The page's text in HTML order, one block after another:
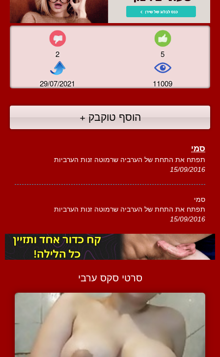
2 5
29/07/2021 11009
הוסף טוקבק +
סמי
תפתח את התחת של הערביה שרמוטה זנות הערביות
15/09/2016
סמי
תפתח את התחת של הערביה שרמוטה זנות הערביות
15/09/2016
סרטי סקס ערבי